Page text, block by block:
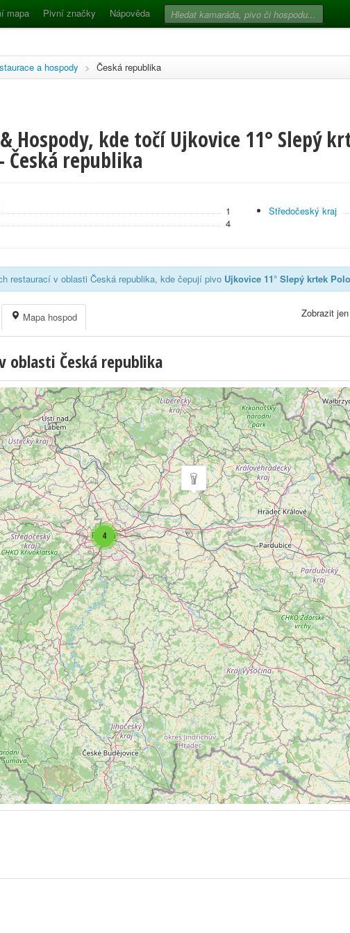
mapa Pivní značky Nápověda
a hospody > Česká republika
Hospody, kde točí Ujkovice 11° Slepý
Česká republika
1
4
Středočeský kraj
restaurací v oblasti Česká republika, kde čepují pivo Ujkovice 11° Slepý krtek
Zobrazit
Mapa hospod
oblasti Česká republika
4